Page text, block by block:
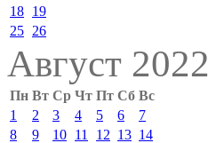
18 19
25 26
Август 2022
Пн Вт Ср Чт Пт Сб Вс
1
2 3 4 5 6
7
8
9 10 11 12 13 14